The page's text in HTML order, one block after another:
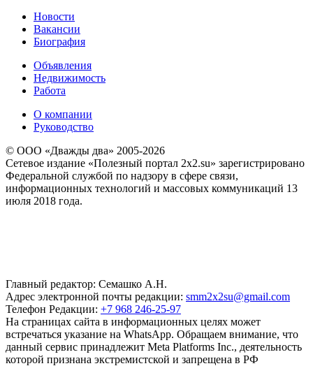
Новости
Вакансии
Биография
Объявления
Недвижимость
Работа
О компании
Руководство
© ООО «Дважды два» 2005-2026
Сетевое издание «Полезный портал 2x2.su» зарегистрировано
Федеральной службой по надзору в сфере связи,
информационных технологий и массовых коммуникаций 13
июля 2018 года.
Главный редактор: Семашко А.Н.
Адрес электронной почты редакции: smm2x2su@gmail.com
Телефон Редакции: +7 968 246-25-97
На страницах сайта в информационных целях может
встречаться указание на WhatsApp. Обращаем внимание, что
данный сервис принадлежит Meta Platforms Inc., деятельность
которой признана экстремистской и запрещена в РФ